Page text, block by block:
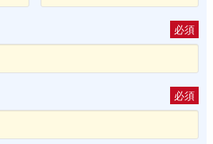
必須
必須